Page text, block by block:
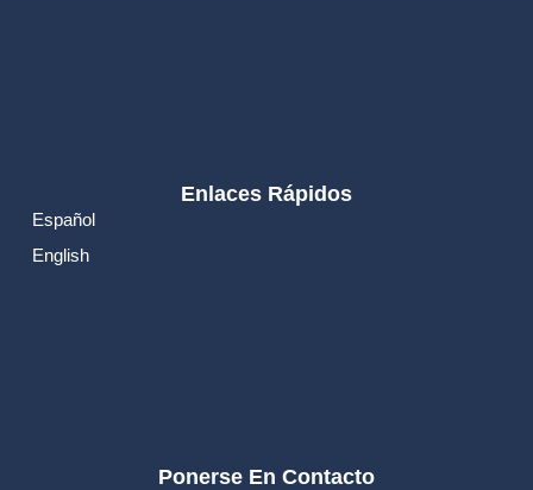
Enlaces Rápidos
Español
English
Ponerse En Contacto